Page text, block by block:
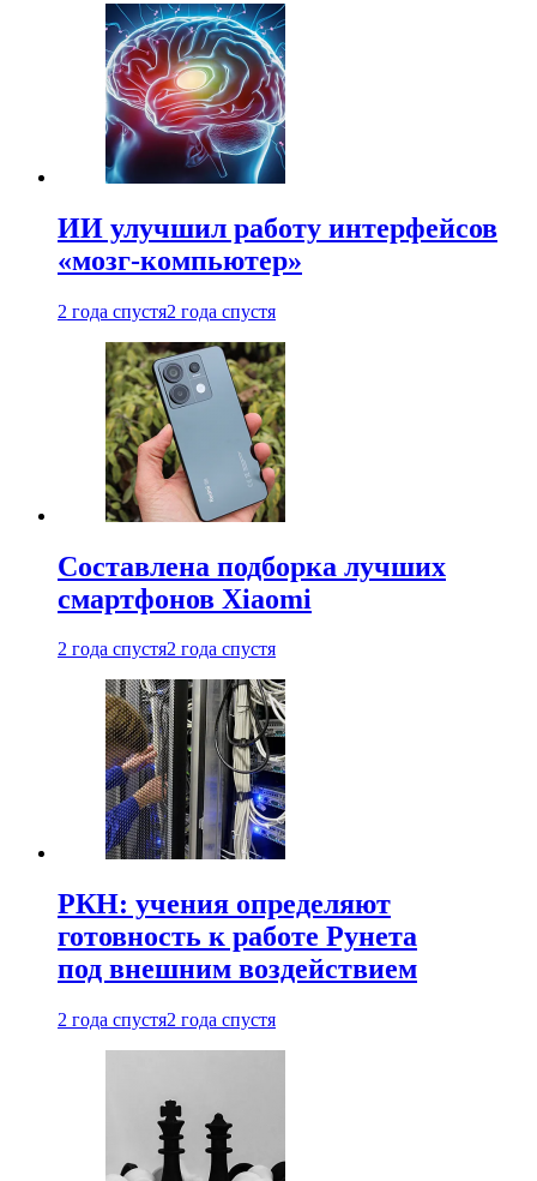
ИИ улучшил работу интерфейсов
«мозг-компьютер»
2 года спустя2 года спустя
Составлена подборка лучших
смартфонов Xiaomi
2 года спустя2 года спустя
РКН: учения определяют
готовность к работе Рунета
под внешним воздействием
2 года спустя2 года спустя